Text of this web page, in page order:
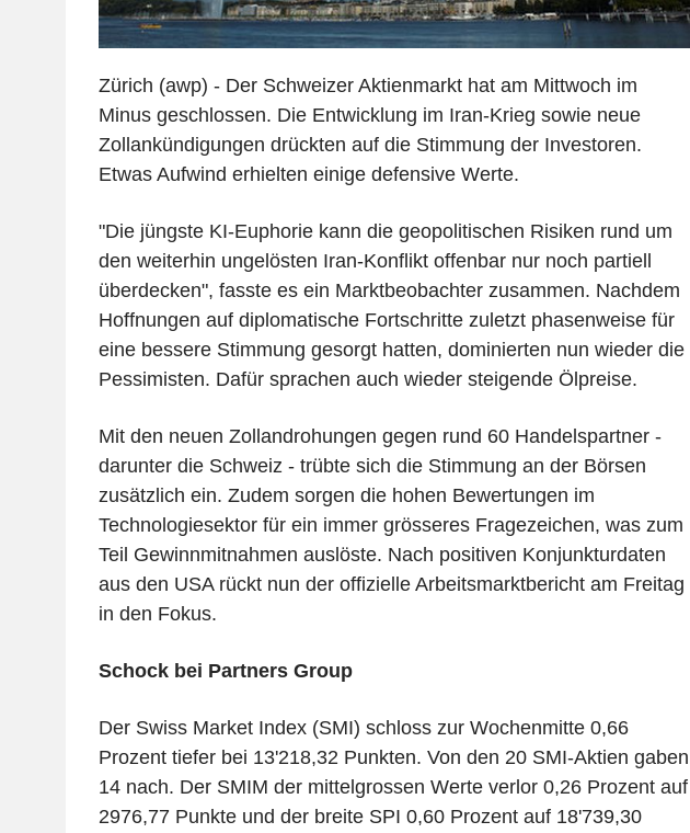
Zürich (awp) - Der Schweizer Aktienmarkt hat am Mittwoch im
Minus geschlossen. Die Entwicklung im Iran-Krieg sowie neue
Zollankündigungen drückten auf die Stimmung der Investoren.
Etwas Aufwind erhielten einige defensive Werte.
"Die jüngste KI-Euphorie kann die geopolitischen Risiken rund um
den weiterhin ungelösten Iran-Konflikt offenbar nur noch partiell
überdecken", fasste es ein Marktbeobachter zusammen. Nachdem
Hoffnungen auf diplomatische Fortschritte zuletzt phasenweise für
eine bessere Stimmung gesorgt hatten, dominierten nun wieder die
Pessimisten. Dafür sprachen auch wieder steigende Ölpreise.
Mit den neuen Zollandrohungen gegen rund 60 Handelspartner -
darunter die Schweiz - trübte sich die Stimmung an der Börsen
zusätzlich ein. Zudem sorgen die hohen Bewertungen im
Technologiesektor für ein immer grösseres Fragezeichen, was zum
Teil Gewinnmitnahmen auslöste. Nach positiven Konjunkturdaten
aus den USA rückt nun der offizielle Arbeitsmarktbericht am Freitag
in den Fokus.
Schock bei Partners Group
Der Swiss Market Index (SMI) schloss zur Wochenmitte 0,66
Prozent tiefer bei 13'218,32 Punkten. Von den 20 SMI-Aktien gaben
14 nach. Der SMIM der mittelgrossen Werte verlor 0,26 Prozent auf
2976,77 Punkte und der breite SPI 0,60 Prozent auf 18'739,30